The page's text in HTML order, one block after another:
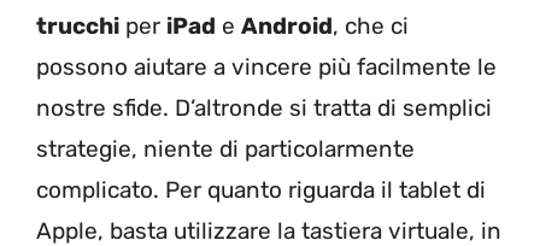
trucchi per iPad e Android, che ci
possono aiutare a vincere più facilmente le
nostre sfide. D’altronde si tratta di semplici
strategie, niente di particolarmente
complicato. Per quanto riguarda il tablet di
Apple, basta utilizzare la tastiera virtuale, in